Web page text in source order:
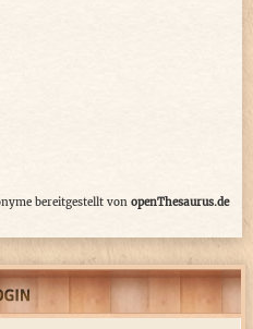
bereitgestellt von openThesaurus.de